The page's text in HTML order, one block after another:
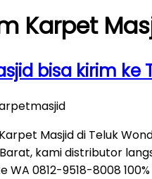
Karpet
bisa kirim ke
Masjid di Teluk
kami distributor
0812-9518-8008